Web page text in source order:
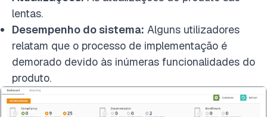
lentas.
Desempenho do sistema: Alguns utilizadores
relatam que o processo de implementação é
demorado devido às inúmeras funcionalidades do
produto.